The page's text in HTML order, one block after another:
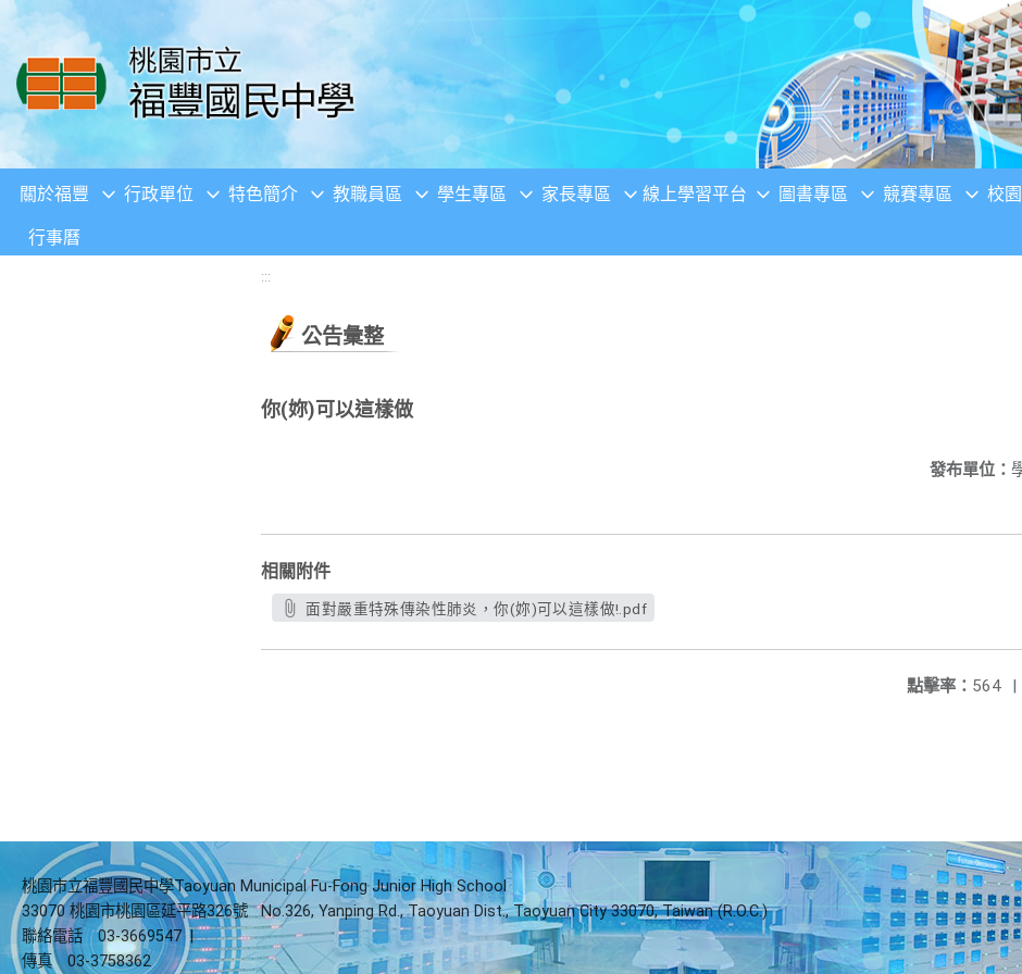
移至網頁之主要內容區位置
關於福豐 行政單位 特色簡介 教職員區 學生專區 家長專區 線上學習平台 圖書專區 競賽專區 校
行事曆
:::
公告彙整
你(妳)可以這樣做
發布單位：
相關附件
面對嚴重特殊傳染性肺炎，你(妳)可以這樣做!.pdf
點擊率： 564 |
桃園市立福豐國民中學Taoyuan Municipal Fu-Fong Junior High School
33070 桃園市桃園區延平路326號
No.326, Yanping Rd., Taoyuan Dist., Taoyuan City 33070, Taiwan (R.O.C.)
聯絡電話
03-3669547 |
傳真
03-3758362